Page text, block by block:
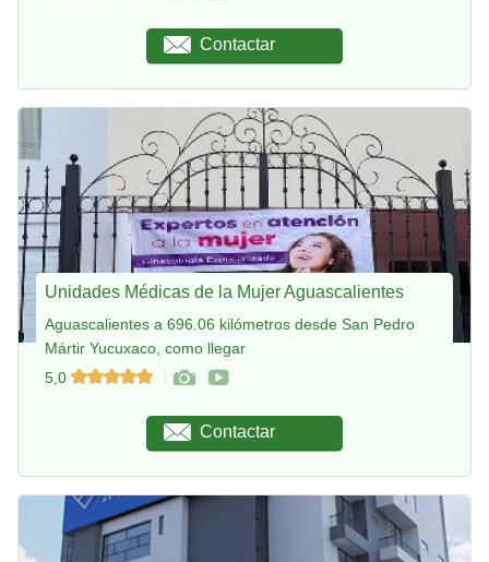
Contactar
Unidades Médicas de la Mujer Aguascalientes
Aguascalientes a 696.06 kilómetros desde San Pedro
Mártir Yucuxaco, como llegar
5,0
Contactar